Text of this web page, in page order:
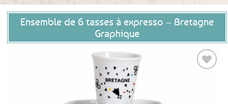
Ensemble de 6 tasses à expresso – Bretagne
Graphique